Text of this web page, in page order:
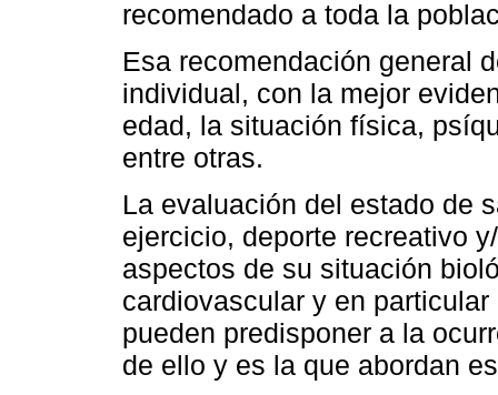
recomendado a toda la
Esa recomendación general
individual, con la mejor
edad, la situación física,
entre otras.
La evaluación del estado de
ejercicio, deporte recreativo
aspectos de su situación
cardiovascular y en
pueden predisponer a la
de ello y es la que abordan